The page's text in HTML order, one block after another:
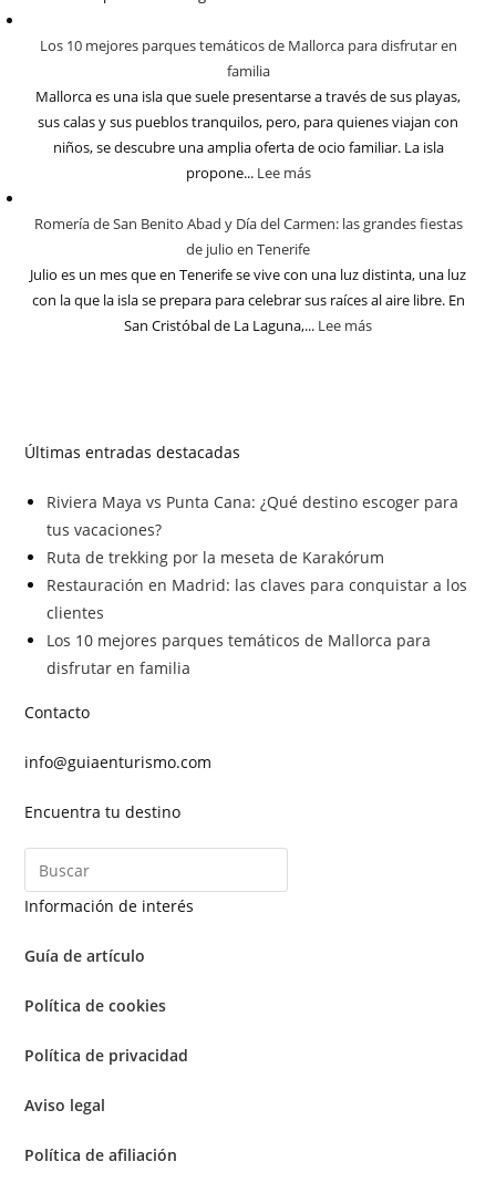
Los 10 mejores parques temáticos de Mallorca para disfrutar en
familia
Mallorca es una isla que suele presentarse a través de sus playas,
sus calas y sus pueblos tranquilos, pero, para quienes viajan con
niños, se descubre una amplia oferta de ocio familiar. La isla
propone... Lee más
Romería de San Benito Abad y Día del Carmen: las grandes fiestas
de julio en Tenerife
Julio es un mes que en Tenerife se vive con una luz distinta, una luz
con la que la isla se prepara para celebrar sus raíces al aire libre. En
San Cristóbal de La Laguna,... Lee más
Últimas entradas destacadas
Riviera Maya vs Punta Cana: ¿Qué destino escoger para
tus vacaciones?
Ruta de trekking por la meseta de Karakórum
Restauración en Madrid: las claves para conquistar a los
clientes
Los 10 mejores parques temáticos de Mallorca para
disfrutar en familia
Contacto
info@guiaenturismo.com
Encuentra tu destino
Información de interés
Guía de artículo
Política de cookies
Política de privacidad
Aviso legal
Política de afiliación